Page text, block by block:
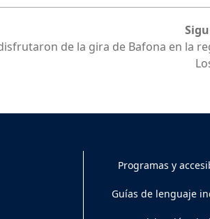
de la gira de Bafona en la
Programas y
Guías de lenguaje